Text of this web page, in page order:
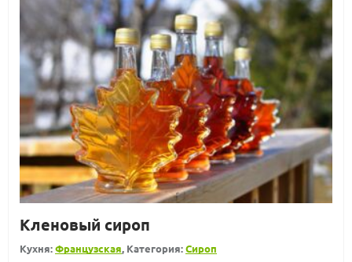
Кленовый сироп
Кухня:Французская, Категория:Сироп